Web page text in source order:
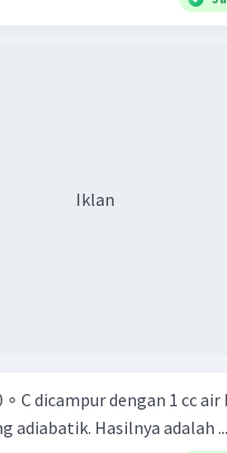
Iklan
C dicampur dengan 1 cc air
adiabatik. Hasilnya adalah